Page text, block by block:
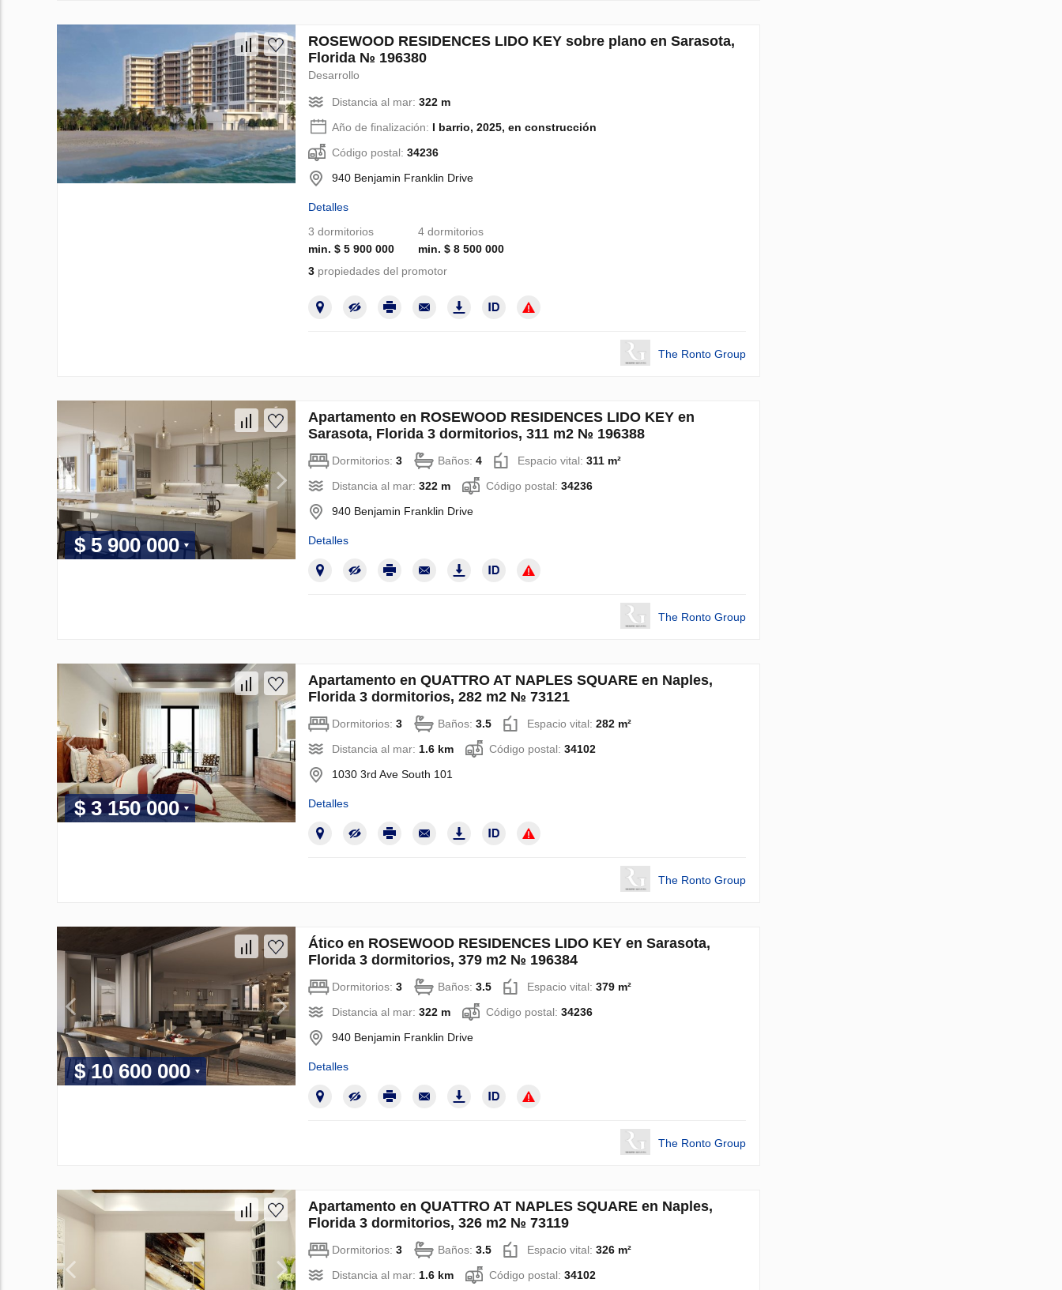
ROSEWOOD RESIDENCES LIDO KEY sobre plano en Sarasota,
Florida № 196380
Desarrollo
Distancia al mar: 322 m
Año de finalización: I barrio, 2025, en construcción
Código postal: 34236
940 Benjamin Franklin Drive
Detalles
3 dormitorios
min. $ 5 900 000
4 dormitorios
min. $ 8 500 000
3propiedades del promotor
The Ronto Group
$ 5 900 000
Apartamento en ROSEWOOD RESIDENCES LIDO KEY en
Sarasota, Florida 3 dormitorios, 311 m2 № 196388
Dormitorios: 3 Baños: 4 Espacio vital: 311 m²
Distancia al mar: 322 m Código postal: 34236
940 Benjamin Franklin Drive
Detalles
The Ronto Group
$ 3 150 000
Apartamento en QUATTRO AT NAPLES SQUARE en Naples,
Florida 3 dormitorios, 282 m2 № 73121
Dormitorios: 3 Baños: 3.5 Espacio vital: 282 m²
Distancia al mar: 1.6 km Código postal: 34102
1030 3rd Ave South 101
Detalles
The Ronto Group
$ 10 600 000
Ático en ROSEWOOD RESIDENCES LIDO KEY en Sarasota,
Florida 3 dormitorios, 379 m2 № 196384
Dormitorios: 3 Baños: 3.5 Espacio vital: 379 m²
Distancia al mar: 322 m Código postal: 34236
940 Benjamin Franklin Drive
Detalles
The Ronto Group
Apartamento en QUATTRO AT NAPLES SQUARE en Naples,
Florida 3 dormitorios, 326 m2 № 73119
Dormitorios: 3 Baños: 3.5 Espacio vital: 326 m²
Distancia al mar: 1.6 km Código postal: 34102